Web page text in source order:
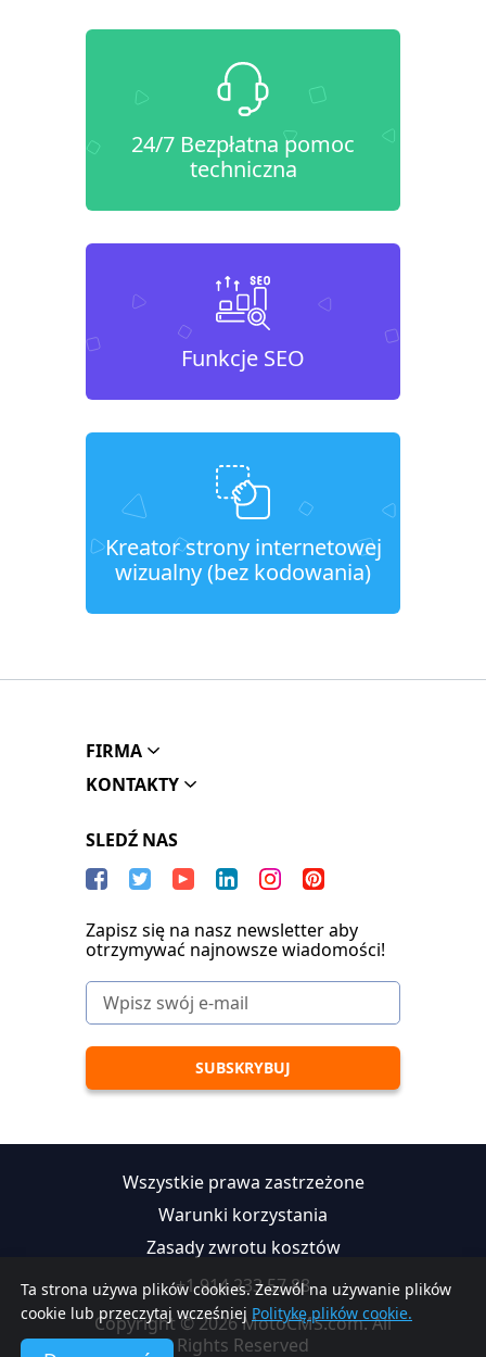
24/7 Bezpłatna pomoc
techniczna
Funkcje SEO
Kreator strony internetowej
wizualny (bez kodowania)
Ta strona używa plików cookies. Zezwól na używanie plików
cookie lub przeczytaj wcześniej Politykę plików cookie.
FIRMA
KONTAKTY
SLEDŹ NAS
Zapisz się na nasz newsletter aby
otrzymywać najnowsze wiadomości!
Wszystkie prawa zastrzeżone
Warunki korzystania
Zasady zwrotu kosztów
+1 914 233 57 88
Copyright © 2026 MotoCMS.com. All
Rights Reserved